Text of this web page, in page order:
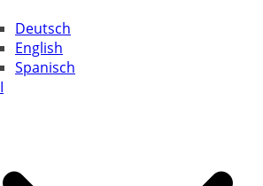
Deutsch
English
Spanisch